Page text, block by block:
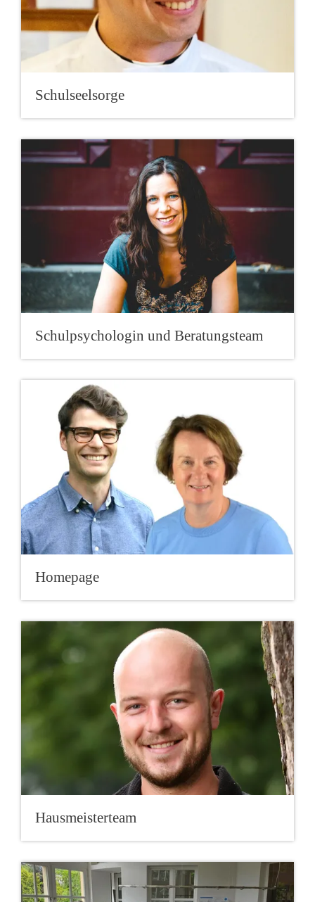
Schulseelsorge
Schulpsychologin und Beratungsteam
Homepage
Hausmeisterteam